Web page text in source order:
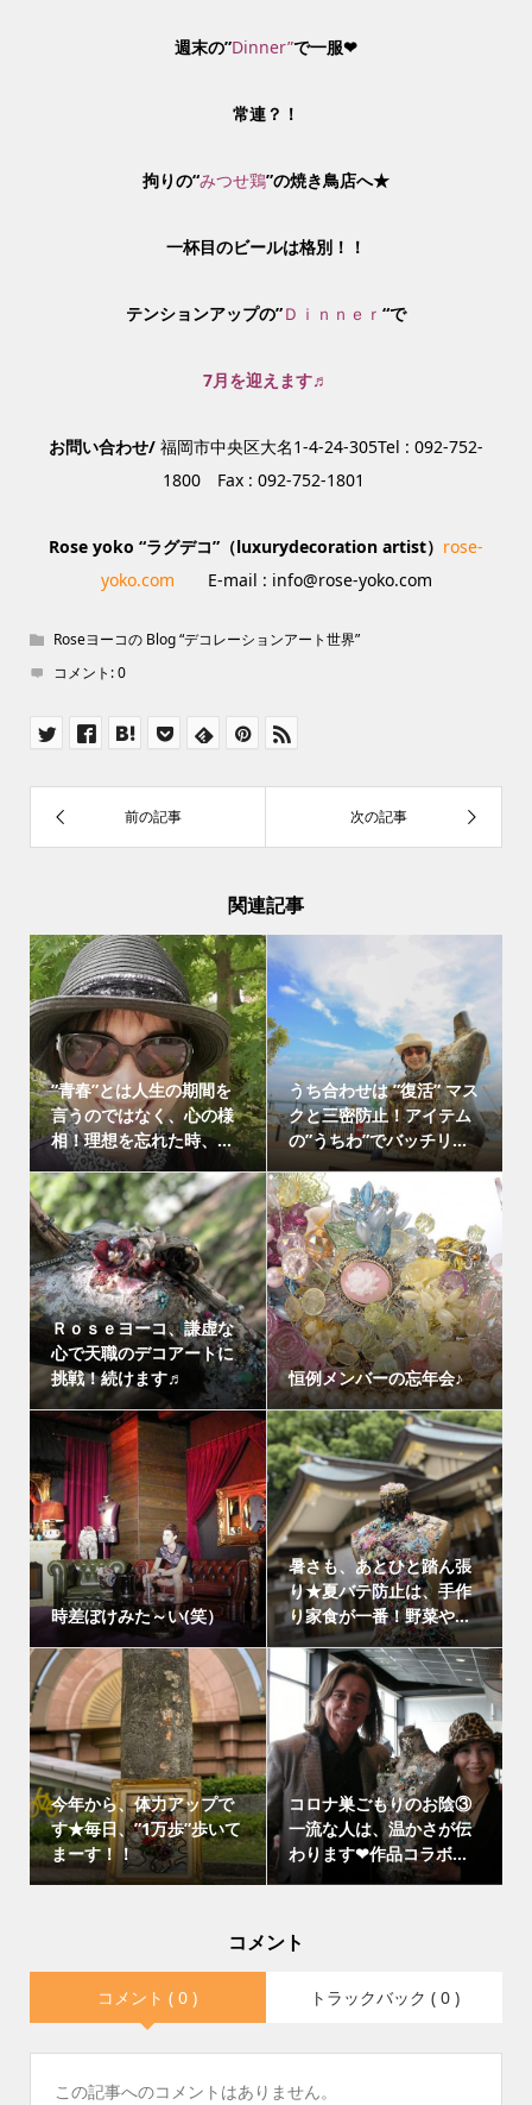
週末の”Dinner”で一服❤
常連？！
拘りの“みつせ鶏”の焼き鳥店へ★
一杯目のビールは格別！！
テンションアップの”Ｄｉｎｎｅｒ “で
7月を迎えます♬
お問い合わせ/ 福岡市中央区大名1-4-24-305Tel : 092-752-
1800 Fax : 092-752-1801
Rose yoko “ラグデコ”（luxurydecoration artist） rose-
yoko.com E-mail : info@rose-yoko.com
Roseヨーコの Blog “デコレーションアート世界”
コメント:0
関連記事
”青春”とは人生の期間を
言うのではなく、心の様
相！理想を忘れた時、...
うち合わせは ”復活” マス
クと三密防止！アイテム
の”うちわ”でバッチリ...
Ｒｏｓｅヨーコ、謙虚な
心で天職のデコアートに
挑戦！続けます♬
恒例メンバーの忘年会♪
時差ぼけみた～い(笑）
暑さも、あとひと踏ん張
り★夏バテ防止は、手作
り家食が一番！野菜や...
今年から、体力アップで
す★毎日、”1万歩”歩いて
まーす！！
コロナ巣ごもりのお陰③
一流な人は、温かさが伝
わります❤作品コラボ...
コメント
コメント ( 0 ) トラックバック ( 0 )
この記事へのコメントはありません。